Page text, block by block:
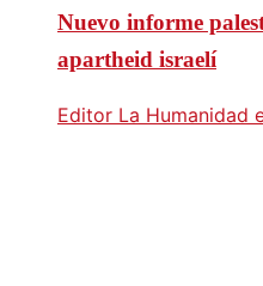
Nuevo informe
apartheid israelí
Editor La Humanidad